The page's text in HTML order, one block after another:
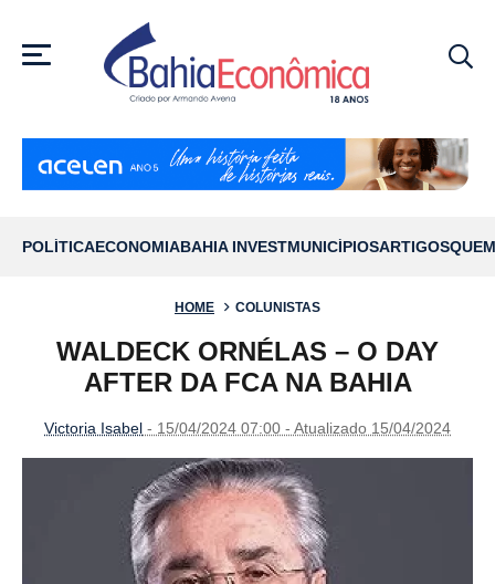
MENU
POLÍTICAECONOMIABAHIA INVESTMUNICÍPIOSARTIGOS
HOME COLUNISTAS
WALDECK ORNÉLAS – O DAY
AFTER DA FCA NA BAHIA
Victoria Isabel - 15/04/2024 07:00 - Atualizado 15/04/2024